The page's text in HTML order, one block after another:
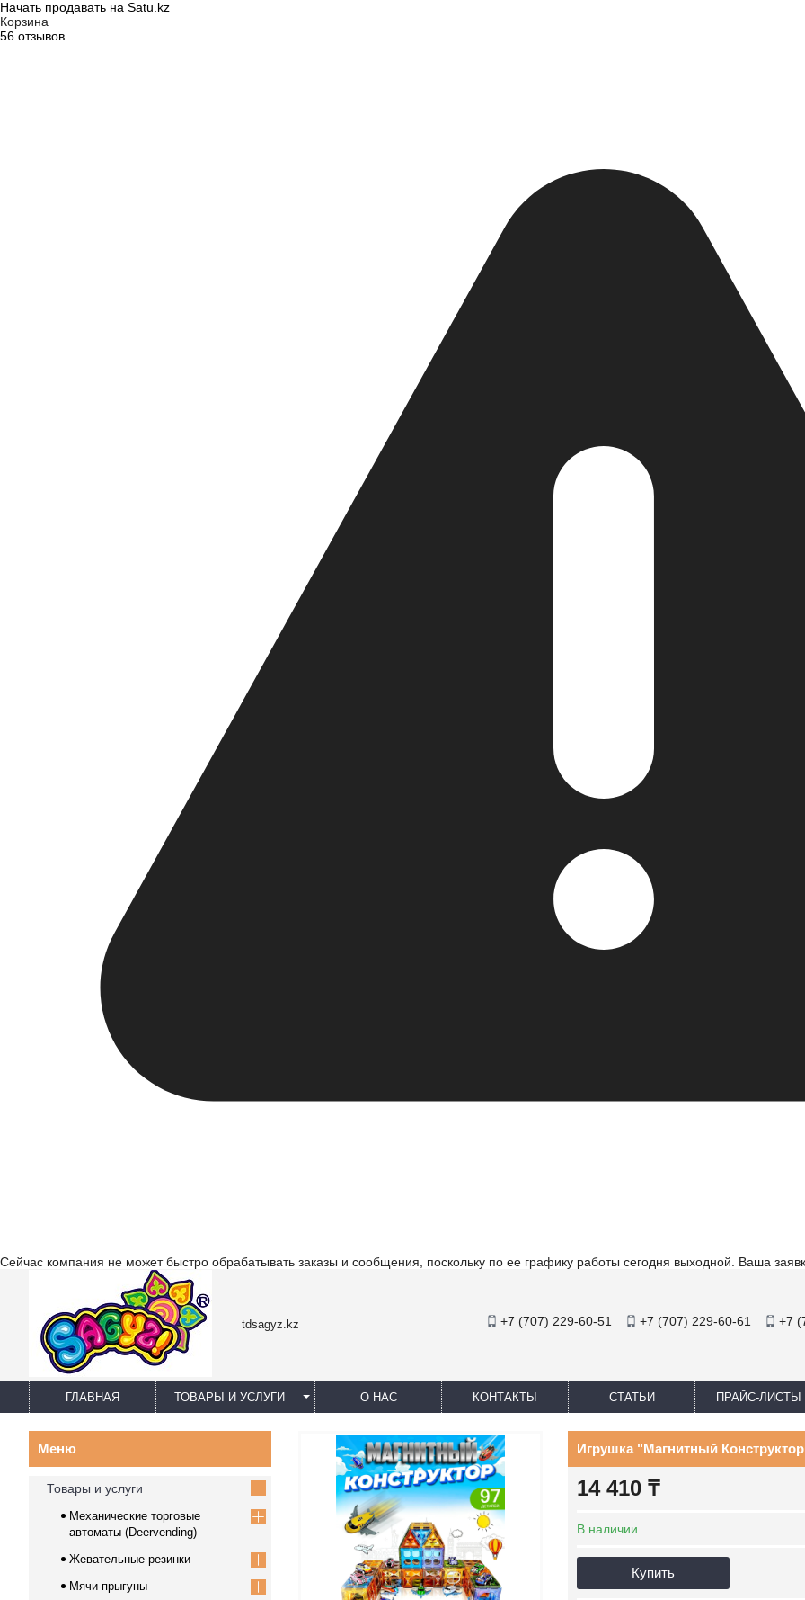
Начать продавать на Satu.kz
Корзина
56 отзывов
Сейчас компания не может быстро обрабатывать заказы и сообщения, поскольку по ее графику работы сегодня выходной. Ваша
tdsagyz.kz +7 (707) 229-60-51 +7 (707) 229-60-61 +7
ГЛАВНАЯ ТОВАРЫ И УСЛУГИ О НАС КОНТАКТЫ СТАТЬИ ПРАЙС-ЛИСТЫ
Игрушка "Магнитный
14 410 ₸
В наличии
Купить
Товары и услуги
Механические торговые
автоматы (Deervending)
Жевательные резинки
Мячи-прыгуны